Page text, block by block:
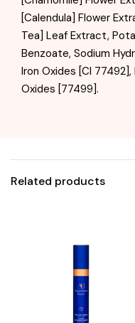
[Calendula] Flower
Tea] Leaf Extract,
Benzoate, Sodium
Iron Oxides [Cl 77492],
Oxides [77499].
Related products